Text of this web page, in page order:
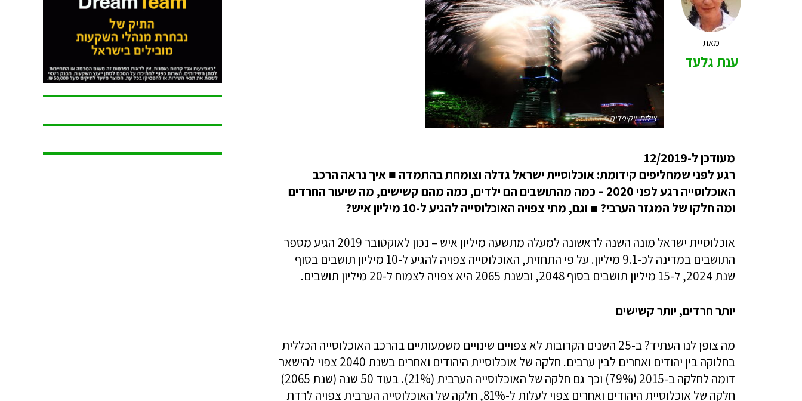
מאת
ענת גלעד
צילום: ויקיפדיה
מעודכן ל-12/2019
רגע לפני שמחליפים קידומת: אוכלוסיית ישראל גדלה וצומחת בהתמדה ■איך נראה הרכב
האוכלוסייה רגע לפני 2020 – כמה מהתושבים הם ילדים, כמה מהם קשישים, מה שיעור החרדים
ומה חלקו של המגזר הערבי? ■ וגם, מתי צפויה האוכלוסייה להגיע ל-10 מיליון איש?
אוכלוסיית ישראל מונה השנה לראשונה למעלה מתשעה מיליון איש – נכון לאוקטובר 2019 הגיע מספר
התושבים במדינה לכ-9.1 מיליון. על פי התחזית, האוכלוסייה צפויה להגיע ל-10 מיליון תושבים בסוף
שנת 2024, ל-15 מיליון תושבים בסוף 2048, ובשנת 2065 היא צפויה לצמוח ל-20 מיליון תושבים.
יותר חרדים, יותר קשישים
מה צופן לנו העתיד? ב-25 השנים הקרובות לא צפויים שינויים משמעותיים בהרכב האוכלוסייה הכללית
בחלוקה בין יהודים ואחרים לבין ערבים. חלקה של אוכלוסיית היהודים ואחרים בשנת 2040 צפוי להישאר
דומה לחלקה ב-2015 (79%) וכך גם חלקה של האוכלוסייה הערבית (21%). בעוד 50 שנה (שנת 2065)
חלקה של אוכלוסיית היהודים ואחרים צפוי לעלות ל-81%, חלקה של האוכלוסייה הערבית צפויה לרדת